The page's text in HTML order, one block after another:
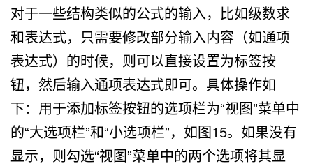
对于一些结构类似的公式的输入，比如级数求
和表达式，只需要修改部分输入内容（如通项
表达式）的时候，则可以直接设置为标签按
钮，然后输入通项表达式即可。具体操作如
下：用于添加标签按钮的选项栏为“视图”菜单中
的“大选项栏”和“小选项栏”，如图15。如果没有
显示，则勾选“视图”菜单中的两个选项将其显